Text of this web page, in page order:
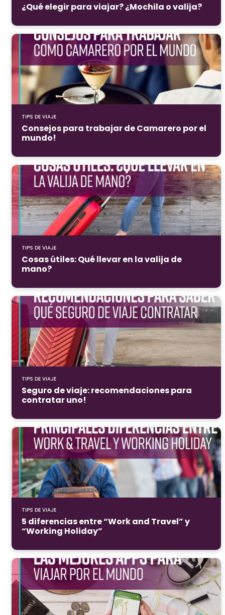
¿Qué elegir para viajar? ¿Mochila o valija?
TIPS DE VIAJE
Consejos para trabajar de Camarero por el
mundo!
TIPS DE VIAJE
Cosas útiles: Qué llevar en la valija de
mano?
TIPS DE VIAJE
Seguro de viaje: recomendaciones para
contratar uno!
TIPS DE VIAJE
5 diferencias entre “Work and Travel” y
“Working Holiday”